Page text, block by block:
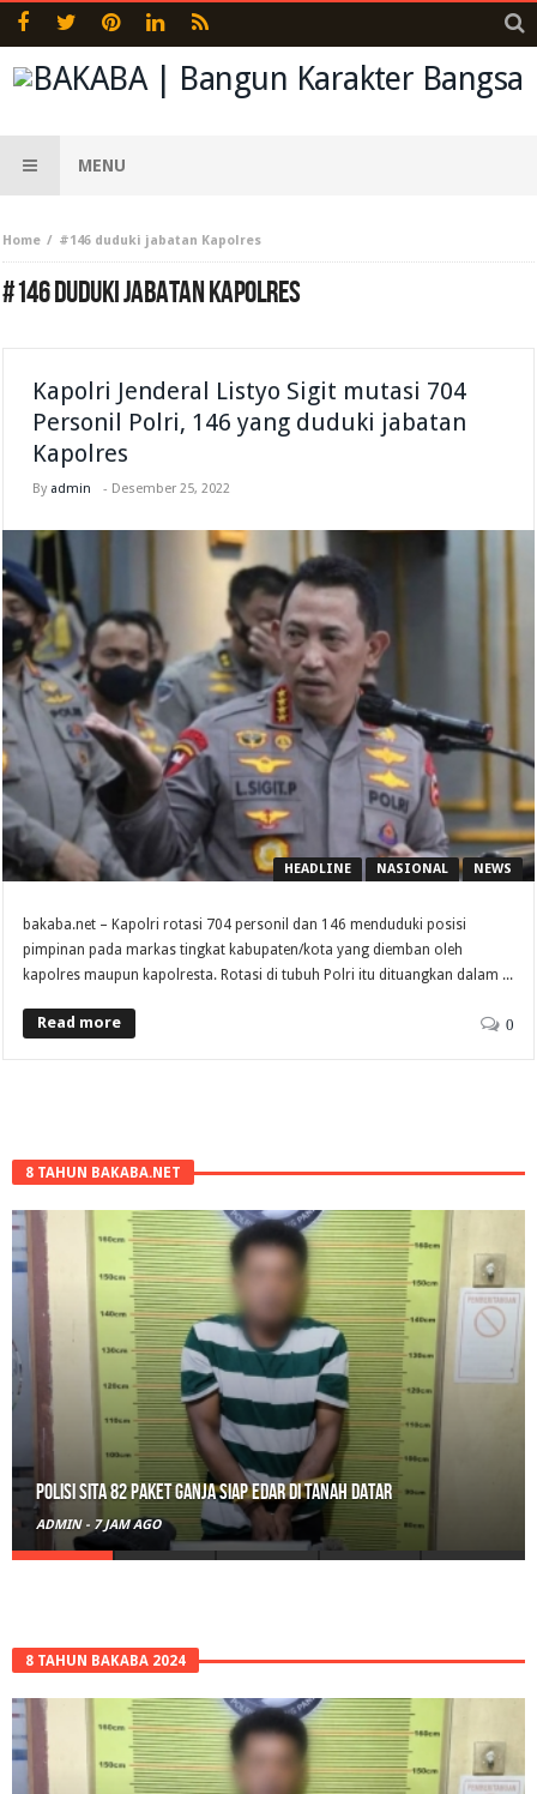
MENU
Home #146 duduki jabatan Kapolres
#146 DUDUKI JABATAN KAPOLRES
Kapolri Jenderal Listyo Sigit mutasi 704
Personil Polri, 146 yang duduki jabatan
Kapolres
By admin - Desember 25, 2022
HEADLINE NASIONAL NEWS
bakaba.net – Kapolri rotasi 704 personil dan 146 menduduki posisi
pimpinan pada markas tingkat kabupaten/kota yang diemban oleh
kapolres maupun kapolresta. Rotasi di tubuh Polri itu dituangkan dalam ...
Read more 0
8 TAHUN BAKABA.NET
Polisi Sita 82 Paket Ganja Siap Edar di Tanah Datar
ADMIN - 7 JAM AGO
8 TAHUN BAKABA 2024